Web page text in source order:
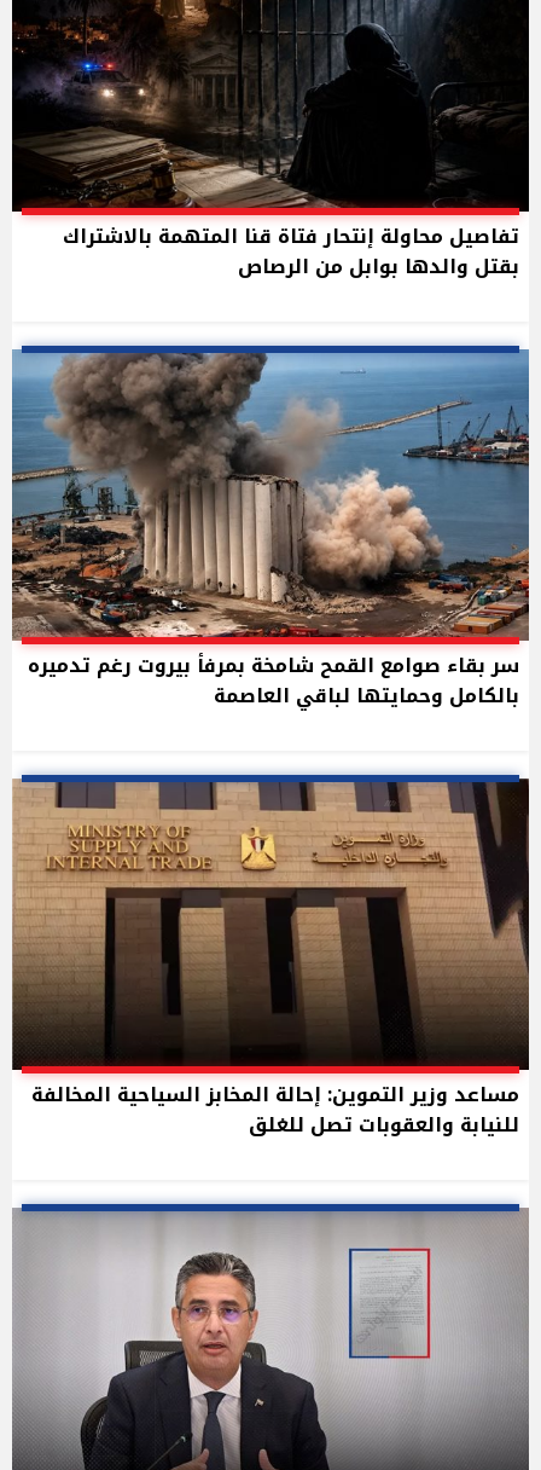
تفاصيل محاولة إنتحار فتاة قنا المتهمة بالاشتراك
بقتل والدها بوابل من الرصاص
سر بقاء صوامع القمح شامخة بمرفأ بيروت رغم تدميره
بالكامل وحمايتها لباقي العاصمة
مساعد وزير التموين: إحالة المخابز السياحية المخالفة
للنيابة والعقوبات تصل للغلق